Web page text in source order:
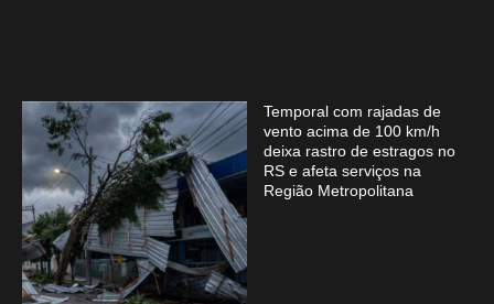
Temporal com rajadas de
vento acima de 100 km/h
deixa rastro de estragos no
RS e afeta serviços na
Região Metropolitana